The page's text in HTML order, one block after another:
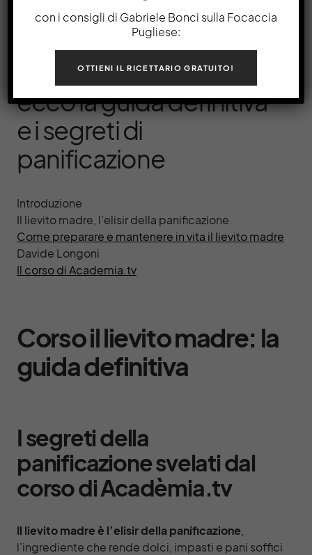
Corso sul lievito madre:
ecco la guida definitiva
e i segreti di
panificazione
Introduzione
Il lievito madre, l’elisir della panificazione
Come preparare e mantenere in vita il lievito madre
Davide Longoni
Il corso di Academia.tv
Corso il lievito madre: la
guida definitiva
I segreti della
panificazione svelati dal
corso di Acadèmia.tv
Il lievito madre è l’elisir dellapanificazione
l’ingrediente che rende dolci, impasti e pani soffici
con i consigli di Gabriele Bonci sulla Focaccia
Pugliese:
OTTIENI IL RICETTARIO GRATUITO!